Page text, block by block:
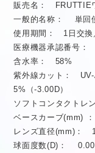
販売名： FRUTTIE
一般的名称： 単回
使用期間： 1日交換
医療機器承認番号
含水率： 58%
紫外線カット： UV-
5%（-3.00D）
ソフトコンタクト
ベースカーブ(mm)
レンズ直径(mm)：
球面度数(D)： 0.00